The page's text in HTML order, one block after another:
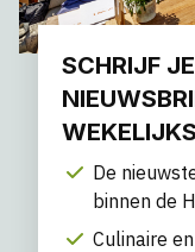
SCHRIJF
De
binnen de
Culinaire